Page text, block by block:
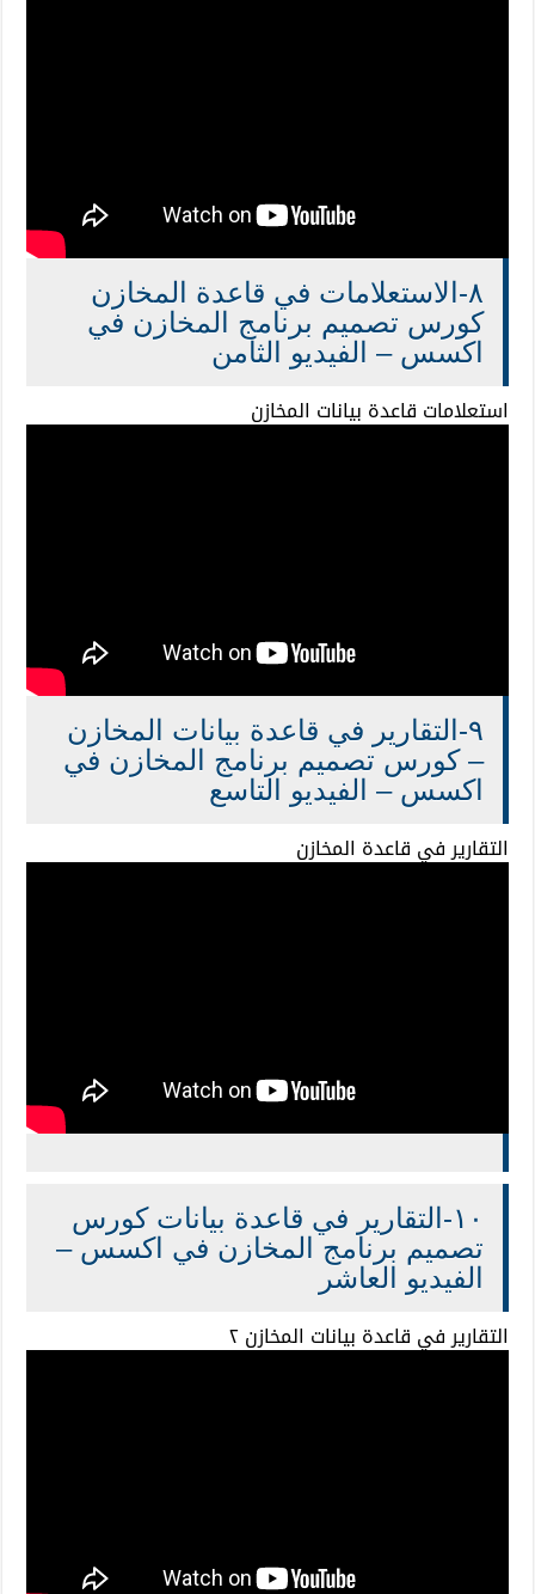
٨-الاستعلامات في قاعدة المخازن
كورس تصميم برنامج المخازن في
اكسس – الفيديو الثامن
استعلامات قاعدة بيانات المخازن
٩-التقارير في قاعدة بيانات المخازن
– كورس تصميم برنامج المخازن في
اكسس – الفيديو التاسع
التقارير في قاعدة المخازن
١٠-التقارير في قاعدة بيانات كورس
تصميم برنامج المخازن في اكسس –
الفيديو العاشر
التقارير في قاعدة بيانات المخازن ٢